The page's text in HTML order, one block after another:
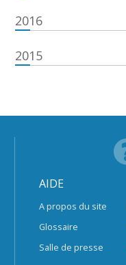
2016
2015
AIDE
A propos du site
Glossaire
Salle de presse